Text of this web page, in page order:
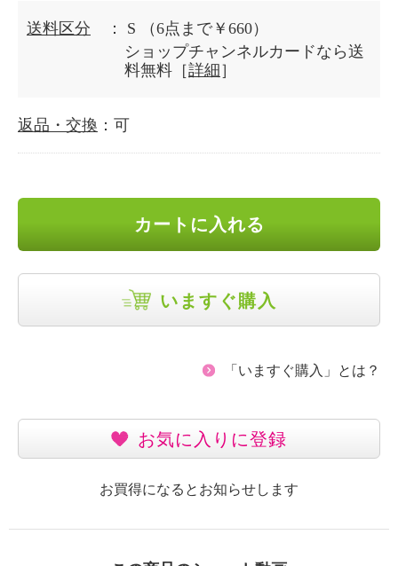
送料区分 ： S
（6点まで￥660）
ショップチャンネルカードなら送
料無料［詳細 ］
返品・交換 ：可
カートに入れる
いますぐ購入
「いますぐ購入」とは？
お気に入りに登録
お買得になるとお知らせします